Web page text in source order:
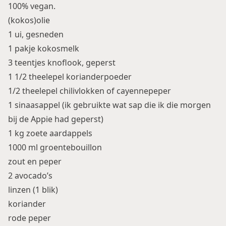
100% vegan.
(kokos)olie
1 ui, gesneden
1 pakje kokosmelk
3 teentjes knoflook, geperst
1 1/2 theelepel korianderpoeder
1/2 theelepel chilivlokken of cayennepeper
1 sinaasappel (ik gebruikte wat sap die ik die morgen
bij de Appie had geperst)
1 kg zoete aardappels
1000 ml groentebouillon
zout en peper
2 avocado’s
linzen (1 blik)
koriander
rode peper